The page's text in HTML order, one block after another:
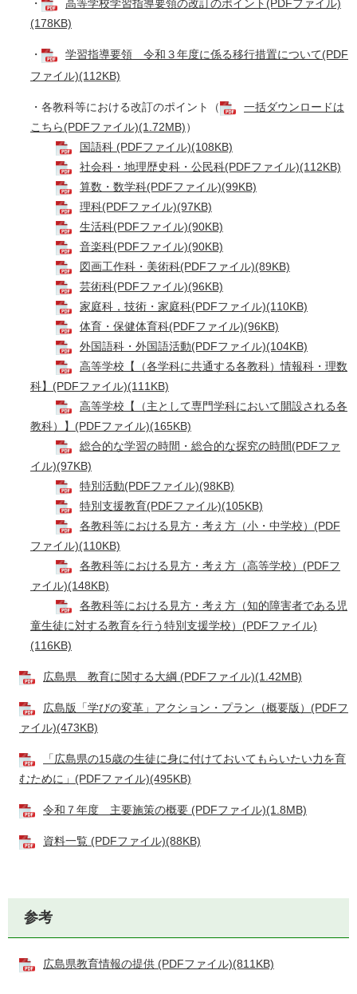
・
高等学校学習指導要領の改訂のポイント(PDFファイル)
(178KB)
・
学習指導要領 令和３年度に係る移行措置について(PDF
ファイル)(112KB)
・各教科等における改訂のポイント（
一括ダウンロードは
こちら(PDFファイル)(1.72MB)）
国語科 (PDFファイル)(108KB)
社会科・地理歴史科・公民科(PDFファイル)(112KB)
算数・数学科(PDFファイル)(99KB)
理科(PDFファイル)(97KB)
生活科(PDFファイル)(90KB)
音楽科(PDFファイル)(90KB)
図画工作科・美術科(PDFファイル)(89KB)
芸術科(PDFファイル)(96KB)
家庭科，技術・家庭科(PDFファイル)(110KB)
体育・保健体育科(PDFファイル)(96KB)
外国語科・外国語活動(PDFファイル)(104KB)
高等学校【（各学科に共通する各教科）情報科・理数
科】(PDFファイル)(111KB)
高等学校【（主として専門学科において開設される各
教科）】(PDFファイル)(165KB)
総合的な学習の時間・総合的な探究の時間(PDFファ
イル)(97KB)
特別活動(PDFファイル)(98KB)
特別支援教育(PDFファイル)(105KB)
各教科等における見方・考え方（小・中学校）(PDF
ファイル)(110KB)
各教科等における見方・考え方（高等学校）(PDFフ
ァイル)(148KB)
各教科等における見方・考え方（知的障害者である児
童生徒に対する教育を行う特別支援学校）(PDFファイル)
(116KB)
広島県 教育に関する大綱 (PDFファイル)(1.42MB)
広島版「学びの変革」アクション・プラン（概要版）(PDFフ
ァイル)(473KB)
「広島県の15歳の生徒に身に付けておいてもらいたい力を育
むために」(PDFファイル)(495KB)
令和７年度 主要施策の概要 (PDFファイル)(1.8MB)
資料一覧 (PDFファイル)(88KB)
参考
広島県教育情報の提供 (PDFファイル)(811KB)